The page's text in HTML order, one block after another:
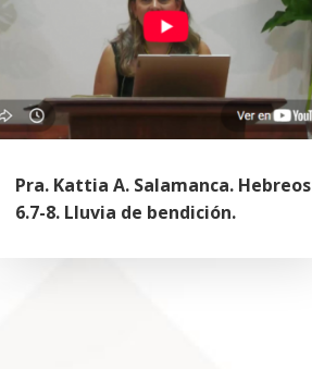
Pra. Kattia A. Salamanca. Hebreos
6.7-8. Lluvia de bendición.